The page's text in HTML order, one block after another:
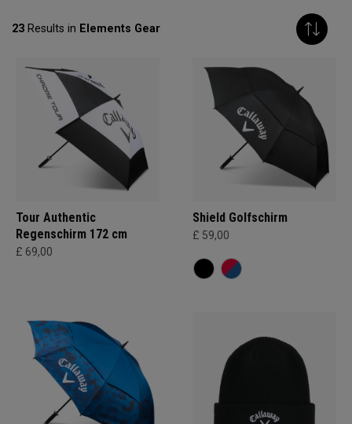
23 Results in Elements Gear
Tour Authentic
Regenschirm 172 cm
£ 69,00
Shield Golfschirm
£ 59,00